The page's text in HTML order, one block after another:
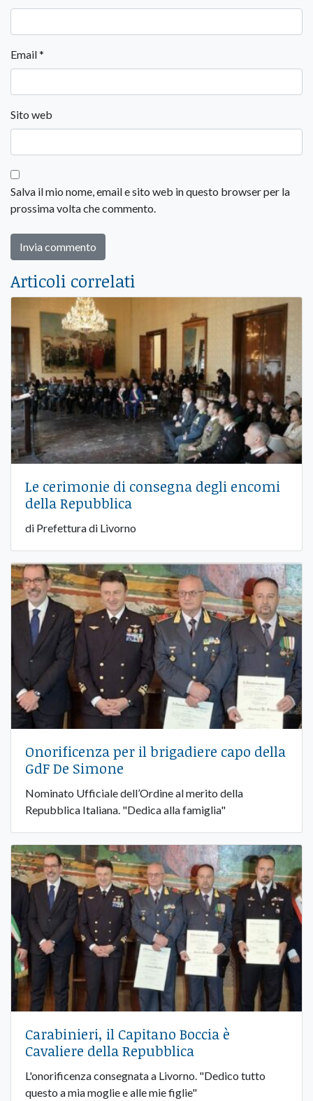
Email*
Sito web
Salva il mio nome, email e sito web in questo browser per la
prossima volta che commento.
Articoli correlati
Le cerimonie di consegna degli encomi
della Repubblica
di Prefettura di Livorno
Onorificenza per il brigadiere capo della
GdF De Simone
Nominato Ufficiale dell’Ordine al merito della
Repubblica Italiana. "Dedica alla famiglia"
Carabinieri, il Capitano Boccia è
Cavaliere della Repubblica
L'onorificenza consegnata a Livorno. "Dedico tutto
questo a mia moglie e alle mie figlie"